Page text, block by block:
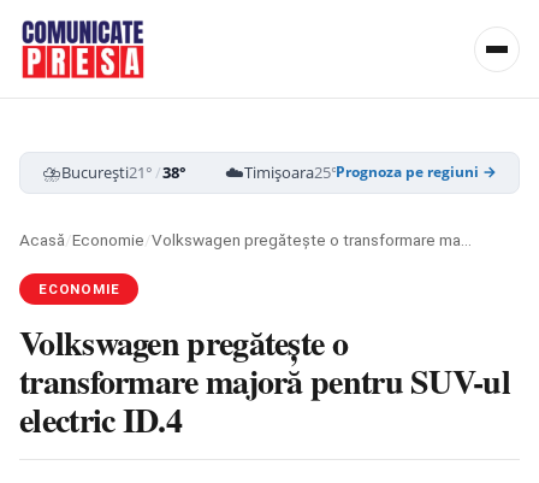
⛈️București21°/38° ☁️Timișoara25°/39° ⛈️Cluj-Napoca
Prognoza pe regiuni →
Acasă/Economie/
ECONOMIE
Volkswagen pregătește o
transformare majoră pentru SUV-ul
electric ID.4